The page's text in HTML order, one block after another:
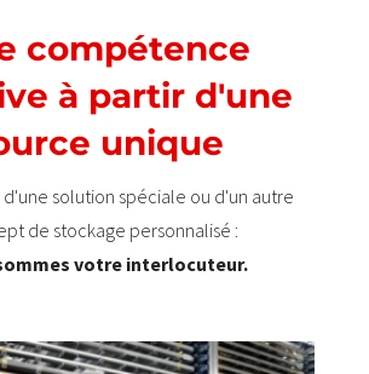
compétence
à partir d'une
unique
d'une solution spéciale ou d'un autre
de stockage personnalisé :
votre interlocuteur.